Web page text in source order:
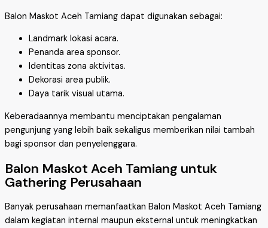
Balon Maskot Aceh Tamiang dapat digunakan sebagai:
Landmark lokasi acara.
Penanda area sponsor.
Identitas zona aktivitas.
Dekorasi area publik.
Daya tarik visual utama.
Keberadaannya membantu menciptakan pengalaman
pengunjung yang lebih baik sekaligus memberikan nilai tambah
bagi sponsor dan penyelenggara.
Balon Maskot Aceh Tamiang untuk
Gathering Perusahaan
Banyak perusahaan memanfaatkan Balon Maskot Aceh Tamiang
dalam kegiatan internal maupun eksternal untuk meningkatkan